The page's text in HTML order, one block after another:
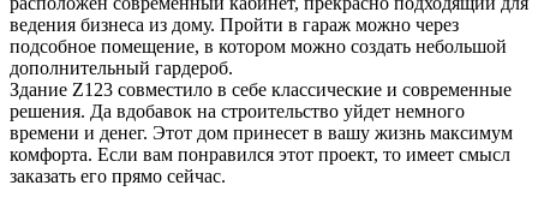
ведения бизнеса из дому. Пройти в гараж можно через
подсобное помещение, в котором можно создать небольшой
дополнительный гардероб.
Здание Z123 совместило в себе классические и современные
решения. Да вдобавок на строительство уйдет немного
времени и денег. Этот дом принесет в вашу жизнь максимум
комфорта. Если вам понравился этот проект, то имеет смысл
заказать его прямо сейчас.